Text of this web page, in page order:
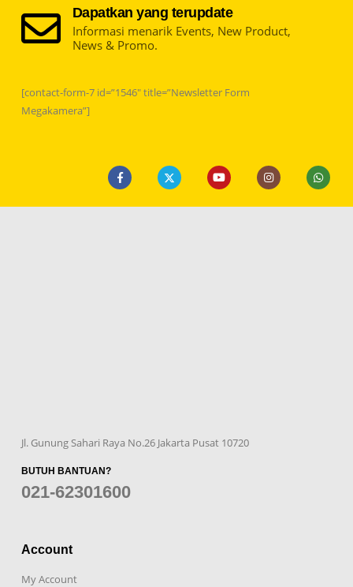
Dapatkan yang terupdate
Informasi menarik Events, New Product,
News & Promo.
[contact-form-7 id=”1546″ title=”Newsletter Form
Megakamera”]
Jl. Gunung Sahari Raya No.26 Jakarta Pusat 10720
BUTUH BANTUAN?
021-62301600
Account
My Account